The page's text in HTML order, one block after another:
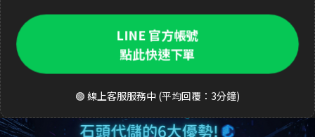
LINE 官方帳號
點此快速下單
🟢 線上客服服務中 (平均回覆：3分鐘)